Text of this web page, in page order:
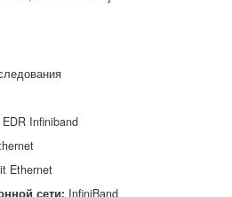
EDR Infiniband
Ethernet
сети: InfiniBand